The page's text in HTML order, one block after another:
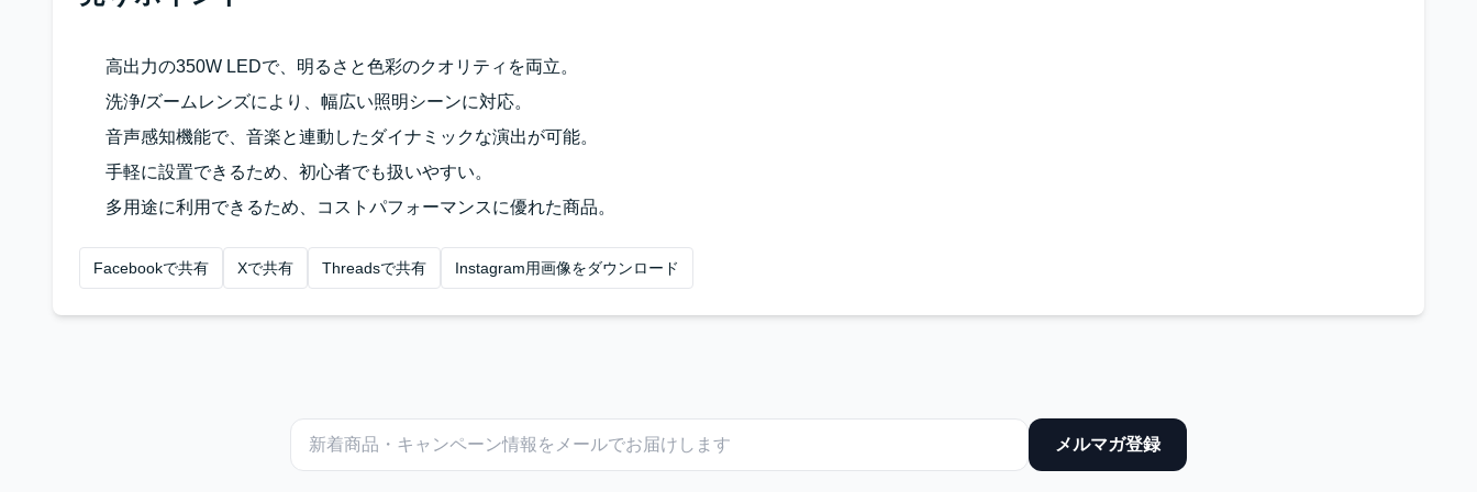
高出力の350W LEDで、明るさと色彩のクオリティを両立。
洗浄/ズームレンズにより、幅広い照明シーンに対応。
音声感知機能で、音楽と連動したダイナミックな演出が可能。
手軽に設置できるため、初心者でも扱いやすい。
多用途に利用できるため、コストパフォーマンスに優れた商品。
Facebookで共有 Xで共有 Threadsで共有 Instagram用画像をダウンロード
メルマガ登録